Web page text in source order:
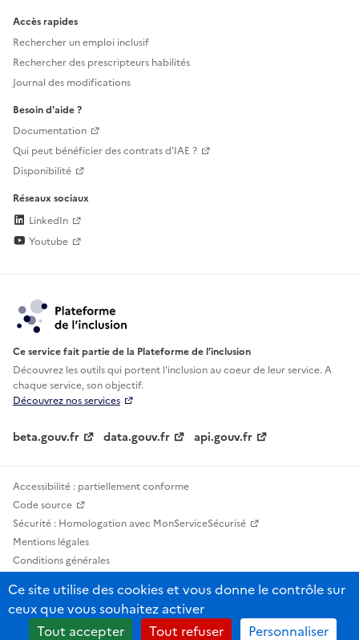
Accès rapides
Rechercher un emploi inclusif
Rechercher des prescripteurs habilités
Journal des modifications
Besoin d'aide ?
Documentation
Qui peut bénéficier des contrats d'IAE ?
Disponibilité
Réseaux sociaux
LinkedIn
Youtube
Ce service fait partie de la Plateforme de l’inclusion
Découvrez les outils qui portent l'inclusion aucoeur de leur service. A
chaque service, son objectif.
Découvrez nos services
beta.gouv.fr data.gouv.fr api.gouv.fr
Accessibilité : partiellement conforme
Code source
Sécurité : Homologation avec MonServiceSécurisé
Mentions légales
Conditions générales
Statistiques, lexiques et indicateurs
Sauf mention contraire, tous les contenus de ce site sont sous licence
etalab-2.0
Ce site utilise des cookies et vous donne le contrôle sur
ceux que vous souhaitez activer
Tout accepter
Tout refuser Personnaliser